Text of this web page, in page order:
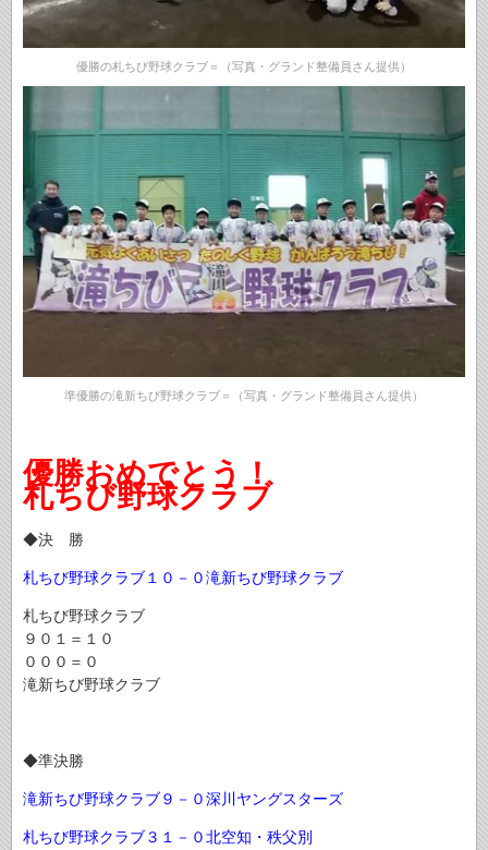
優勝の札ちび野球クラブ＝（写真・グランド整備員さん提供）
準優勝の滝新ちび野球クラブ＝（写真・グランド整備員さん提供）
優勝おめでとう！
札ちび野球クラブ
◆決 勝
札ちび野球クラブ１０－０滝新ちび野球クラブ
札ちび野球クラブ
９０１＝１０
０００＝０
滝新ちび野球クラブ
◆準決勝
滝新ちび野球クラブ９－０深川ヤングスターズ
札ちび野球クラブ３１－０北空知・秩父別